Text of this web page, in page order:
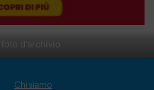
foto d'archivio
Chi siamo